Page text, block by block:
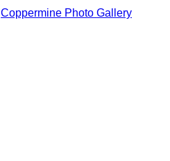
Coppermine Photo Gallery